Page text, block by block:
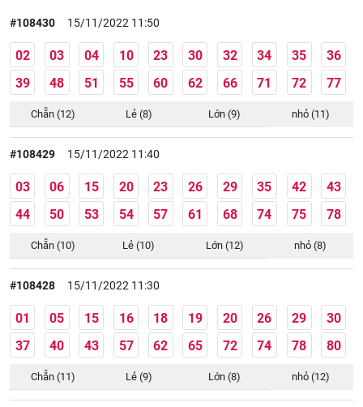
#108430 15/11/2022 11:50
02 03 04 10 23 30 32 34 35
36
39
48 51 55 60 62 66 71 72 77
Chẵn (12) Lẻ (8) Lớn (9) nhỏ (11)
#108429 15/11/2022 11:40
03 06 15 20 23 26 29 35 42
43
44
50 53 54 57 61 68 74 75 78
Chẵn (10) Lẻ (10) Lớn (12) nhỏ (8)
#108428 15/11/2022 11:30
01 05 15 16 18 19 20 26 29
30
37
40 43 57 62 65 72 74 78 80
Chẵn (11) Lẻ (9) Lớn (8) nhỏ (12)